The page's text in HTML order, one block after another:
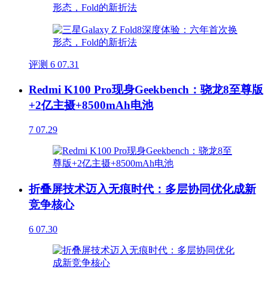
评测 6 07.31
Redmi K100 Pro现身Geekbench：骁龙8至尊版
+2亿主摄+8500mAh电池
7 07.29
折叠屏技术迈入无痕时代：多层协同优化成新
竞争核心
6 07.30